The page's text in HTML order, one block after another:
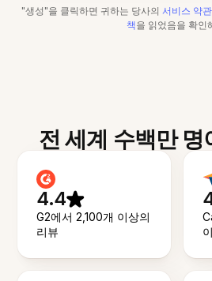
"생성"을 클릭하면 귀하는 당사의 서비스 약관
책을 읽었음을 확인
전 세계 수백만 명
4.4
G2에서 2,100개 이상의
리뷰